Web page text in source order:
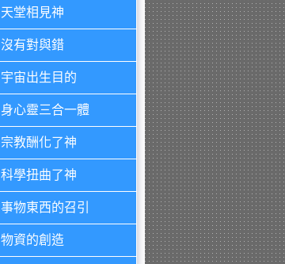
天堂相見神
沒有對與錯
宇宙出生目的
身心靈三合一體
宗教酬化了神
科學扭曲了神
事物東西的召引
物資的創造